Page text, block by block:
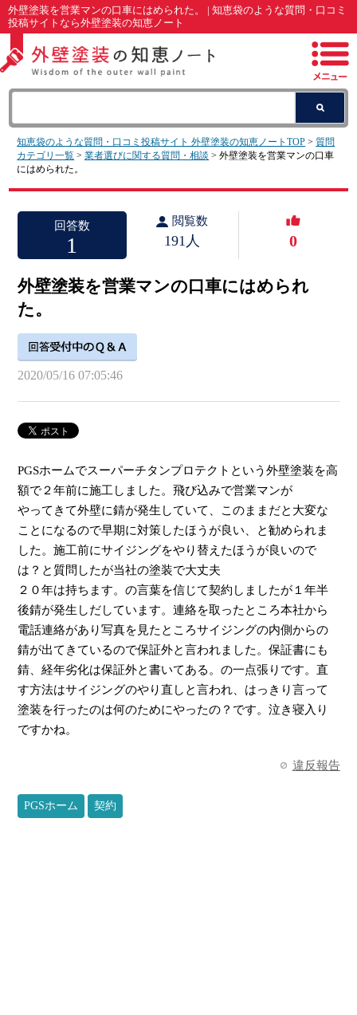
外壁塗装を営業マンの口車にはめられた。 | 知恵袋のような質問・口コミ
投稿サイトなら外壁塗装の知恵ノート
知恵袋のような質問・口コミ投稿サイト 外壁塗装の知恵ノートTOP >質問
カテゴリ一覧 >業者選びに関する質問・相談 > 外壁塗装を営業マンの口車
にはめられた。
回答数
1
閲覧数
191人 0
外壁塗装を営業マンの口車にはめられ
た。
2020/05/16 07:05:46
PGSホームでスーパーチタンプロテクトという外壁塗装を高
額で２年前に施工しました。飛び込みで営業マンが
やってきて外壁に錆が発生していて、このままだと大変な
ことになるので早期に対策したほうが良い、と勧められま
した。施工前にサイジングをやり替えたほうが良いので
は？と質問したが当社の塗装で大丈夫
２０年は持ちます。の言葉を信じて契約しましたが１年半
後錆が発生しだしています。連絡を取ったところ本社から
電話連絡があり写真を見たところサイジングの内側からの
錆が出てきているので保証外と言われました。保証書にも
錆、経年劣化は保証外と書いてある。の一点張りです。直
す方法はサイジングのやり直しと言われ、はっきり言って
塗装を行ったのは何のためにやったの？です。泣き寝入り
ですかね。
違反報告
PGSホーム 契約